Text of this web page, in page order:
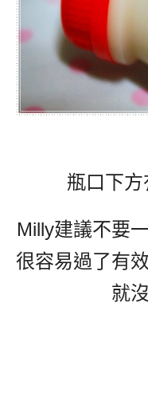
瓶口下方
Milly建議不要
很容易過了有
就